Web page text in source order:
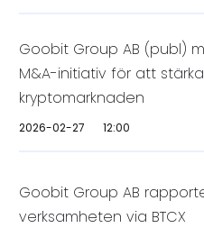
Goobit Group AB (publ)
M&A-initiativ för att
kryptomarknaden
2026-02-27 12:00
Goobit Group AB
verksamheten via BTCX